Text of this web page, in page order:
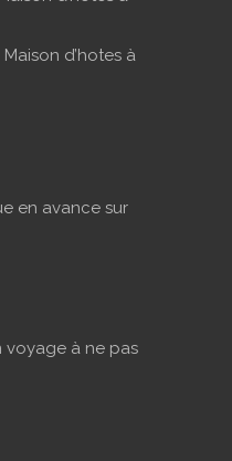
d’hotes à
en avance sur
voyage à ne pas